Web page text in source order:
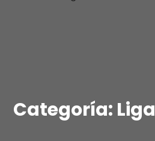
Categoría: Liga